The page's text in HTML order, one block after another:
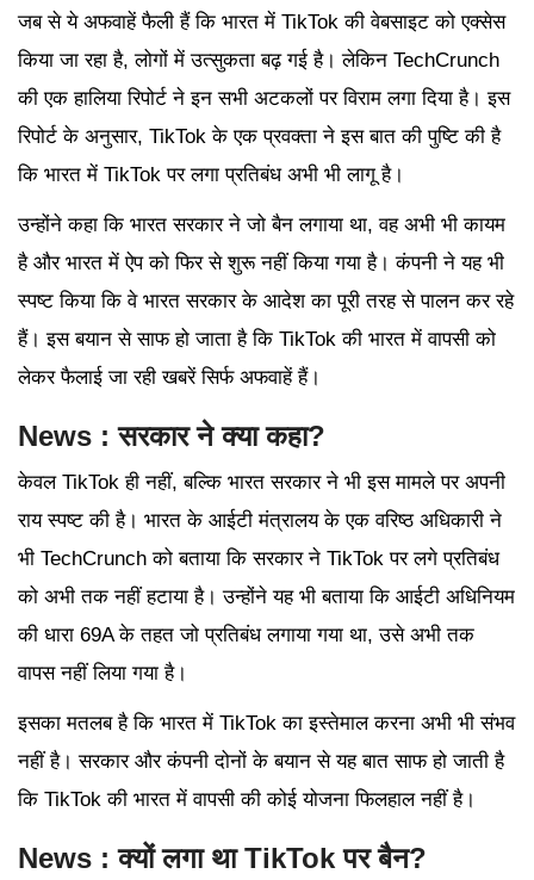
जब से ये अफवाहें फैली हैं कि भारत में TikTok की वेबसाइट को एक्सेस
किया जा रहा है, लोगों में उत्सुकता बढ़ गई है। लेकिन TechCrunch
की एक हालिया रिपोर्ट ने इन सभी अटकलों पर विराम लगा दिया है। इस
रिपोर्ट के अनुसार, TikTok के एक प्रवक्ता ने इस बात की पुष्टि की है
कि भारत में TikTok पर लगा प्रतिबंध अभी भी लागू है।
उन्होंने कहा कि भारत सरकार ने जो बैन लगाया था, वह अभी भी कायम
है और भारत में ऐप को फिर से शुरू नहीं किया गया है। कंपनी ने यह भी
स्पष्ट किया कि वे भारत सरकार के आदेश का पूरी तरह से पालन कर रहे
हैं। इस बयान से साफ हो जाता है कि TikTok की भारत में वापसी को
लेकर फैलाई जा रही खबरें सिर्फ अफवाहें हैं।
News : सरकार ने क्या कहा?
केवल TikTok ही नहीं, बल्कि भारत सरकार ने भी इस मामले पर अपनी
राय स्पष्ट की है। भारत के आईटी मंत्रालय के एक वरिष्ठ अधिकारी ने
भी TechCrunch को बताया कि सरकार ने TikTok पर लगे प्रतिबंध
को अभी तक नहीं हटाया है। उन्होंने यह भी बताया कि आईटी अधिनियम
की धारा 69A के तहत जो प्रतिबंध लगाया गया था, उसे अभी तक
वापस नहीं लिया गया है।
इसका मतलब है कि भारत में TikTok का इस्तेमाल करना अभी भी संभव
नहीं है। सरकार और कंपनी दोनों के बयान से यह बात साफ हो जाती है
कि TikTok की भारत में वापसी की कोई योजना फिलहाल नहीं है।
News : क्यों लगा था TikTok पर बैन?